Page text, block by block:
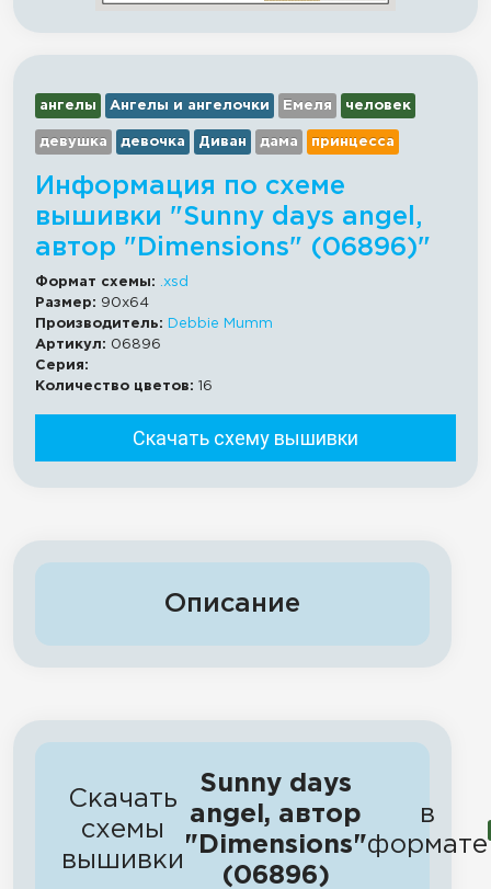
ангелы Ангелы и ангелочки Емеля человек
девушка девочка Диван дама принцесса
Информация по схеме
вышивки "Sunny days angel,
автор "Dimensions" (06896)"
Формат схемы:
.xsd
Размер: 90x64
Производитель:
Debbie Mumm
Артикул: 06896
Серия:
Количество цветов: 16
Скачать схему вышивки
Описание
Скачать
схемы
вышивки
Sunny days
angel, автор
"Dimensions"
(06896)
в
формате